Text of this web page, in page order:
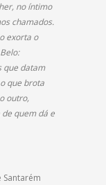
no íntimo
chamados.
exorta o
que datam
que brota
outro,
quem dá e